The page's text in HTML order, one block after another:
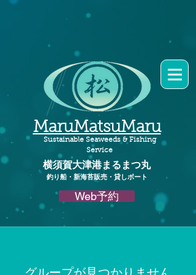
MaruMatsuMaru
Sustainable Seaweeds & Fishing
Service
横須賀大津港まるまつ丸​
釣り船・新海苔販売・貸しボート
Web予約